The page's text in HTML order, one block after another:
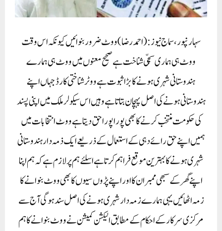
سہارنپور،سماج نیوز:(احمد رضا) ووٹ ضرور بنوائیں کیونکہ اس وقت
ووٹ ہی ہماری سچّی شناخت ہے صحیح معنوں میں ووٹ ہی ہمارے
ہندوستانی شہری ہونے کا بڑا ثبوت ہے ووٹر شناختی کارڈ جہاں اپنے
ہندوستانی ہونے کی اصل پہچان بتا تا ہے وہیں اس سیکولر ملک میں اپنی پسند
کی حکومت منتخب کرنے کا بھی پورا پورا حق دیتا ہے ووٹ انتخابات میں
ہمیں اپنے حق رائے دہی کے استعمال کے ذریعے ایک ذمہ دار ہندوستانی
شہری ہونے کا بہترین موقع فراہم کرتا ہے اسلئے ہم پر لازم ہے کہ ہم اپنا
اپنے گھر کے سبھی ممبران کا اور اپنے پڑوں سيوں کا بھی ووٹ بنوانے کا
زمہ اٹھائیں یہی ہمارے زمہ دار شہری ہونے کی اصل سند ہوگی آج سے
مرکزی سرکار کے احکام کے مطابق الیکشن کمیشن نے ووٹ بنوانے کا ہم